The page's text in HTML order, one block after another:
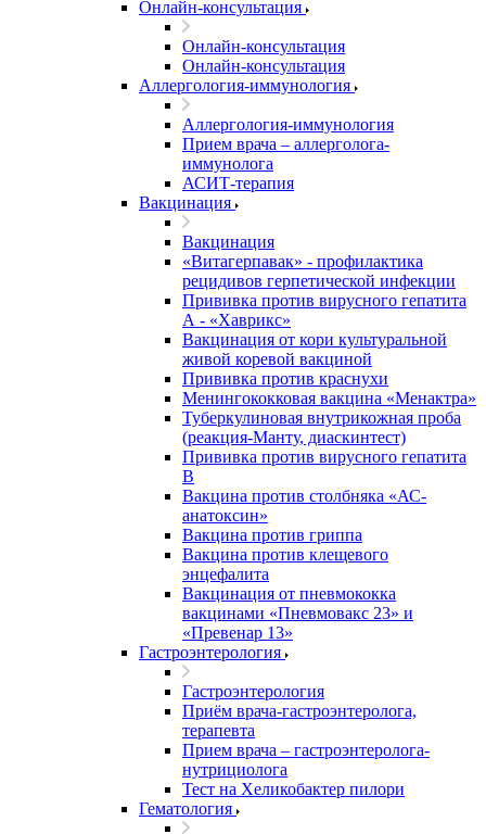
Онлайн-консультация
Онлайн-консультация
Онлайн-консультация
Аллергология-иммунология
Аллергология-иммунология
Прием врача – аллерголога-
иммунолога
АСИТ-терапия
Вакцинация
Вакцинация
«Витагерпавак» - профилактика
рецидивов герпетической инфекции
Прививка против вирусного гепатита
А - «Хаврикс»
Вакцинация от кори культуральной
живой коревой вакциной
Прививка против краснухи
Менингококковая вакцина «Менактра»
Туберкулиновая внутрикожная проба
(реакция-Манту, диаскинтест)
Прививка против вирусного гепатита
В
Вакцина против столбняка «АС-
анатоксин»
Вакцина против гриппа
Вакцина против клещевого
энцефалита
Вакцинация от пневмококка
вакцинами «Пневмовакс 23» и
«Превенар 13»
Гастроэнтерология
Гастроэнтерология
Приём врача-гастроэнтеролога,
терапевта
Прием врача – гастроэнтеролога-
нутрициолога
Тест на Хеликобактер пилори
Гематология